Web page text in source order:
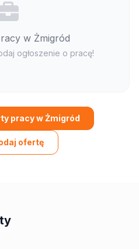
w Żmigród
ogłoszenie o pracę!
pracy w Żmigród
ofertę